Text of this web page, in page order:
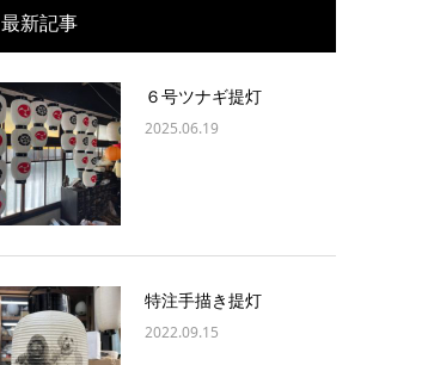
最新記事
６号ツナギ提灯
2025.06.19
特注手描き提灯
2022.09.15